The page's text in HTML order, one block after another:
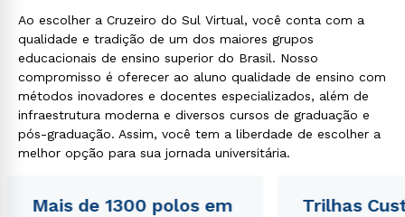
Ao escolher a Cruzeiro do Sul Virtual, você conta com a
qualidade e tradição de um dos maiores grupos
educacionais de ensino superior do Brasil. Nosso
compromisso é oferecer ao aluno qualidade de ensino com
métodos inovadores e docentes especializados, além de
infraestrutura moderna e diversos cursos de graduação e
pós-graduação. Assim, você tem a liberdade de escolher a
melhor opção para sua jornada universitária.
Mais de 1300 polos em
Trilhas
Estou de acordo com aPolítica de Privacidade.e
autorizo que meus dados sejam utilizados para o
envio de conteúdos da Cruzeiro do Sul.